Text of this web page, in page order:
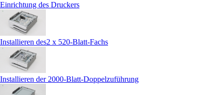
Einrichtung des Druckers
Installieren des2 x 520-Blatt-Fachs
Installieren der 2000-Blatt-Doppelzuführung